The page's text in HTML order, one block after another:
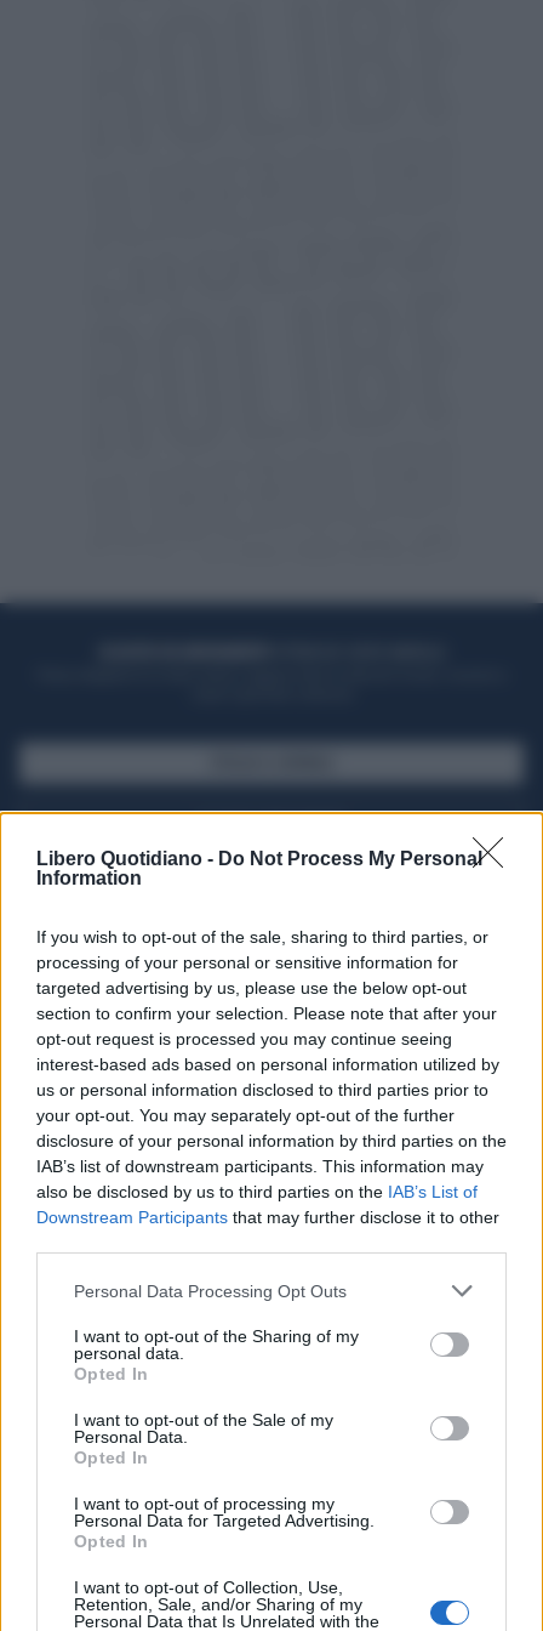
Libero Quotidiano - Do Not Process My Personal
Information
If you wish to opt-out of the sale, sharing to third parties, or
processing of your personal or sensitive information for
targeted advertising by us, please use the below opt-out
section to confirm your selection. Please note that after your
opt-out request is processed you may continue seeing
interest-based ads based on personal information utilized by
us or personal information disclosed to third parties prior to
your opt-out. You may separately opt-out of the further
disclosure of your personal information by third parties on the
IAB’s list of downstream participants. This information may
also be disclosed by us to third parties on the IAB’s List of
Downstream Participants that may further disclose it to other
Personal Data Processing Opt Outs
I want to opt-out of the Sharing of my
personal data.
Opted In
I want to opt-out of the Sale of my
Personal Data.
Opted In
I want to opt-out of processing my
Personal Data for Targeted Advertising.
Opted In
I want to opt-out of Collection, Use,
Retention, Sale, and/or Sharing of my
Personal Data that Is Unrelated with the
Seguici su Google Discover
Segui Libero Quotidiano su Google Discover
Scegli Libero Quotidiano come fonte preferita
SPETTACOLI
SCIENZA E TECH